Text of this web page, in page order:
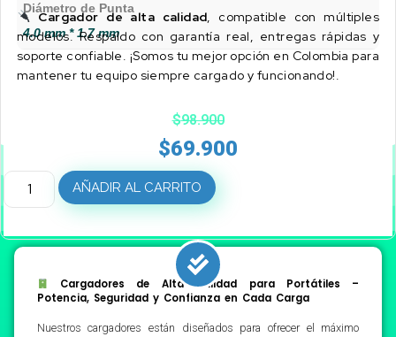
Diámetro de Punta
4.0 mm * 1.7 mm
Cargador de alta calidad , compatible con múltiples
modelos. Respaldo con garantía real, entregas rápidas y
soporte confiable. ¡Somos tu mejor opción en Colombia para
mantener tu equipo siempre cargado y funcionando!.
$98.900
$69.900
AÑADIR AL CARRITO
Cargadores de Alta Calidad para Portátiles –
Potencia, Seguridad y Confianza en Cada Carga
Nuestros cargadores están diseñados para ofrecer el máximo